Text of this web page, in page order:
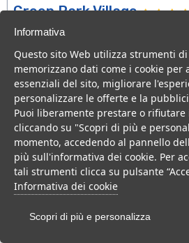
Green Park Village
Puglia > Gargano > Vieste
107 Camere
Villaggio a Vieste, con piscina e
con bambini.
Villaggio Hotel
VEDI SU MAPPA
INFO
APRI
PREVENTIVO
Informativa
Questo sito Web utilizza strumenti
memorizzano dati come i cookie
essenziali del sito, migliorare
personalizzare le offerte e la
Puoi liberamente prestare o rifiutare
cliccando su "Scopri di più e
momento, accedendo al pannello
più sull'informativa dei cookie. Per
tali strumenti clicca su pulsante
Informativa dei cookie
Scopri di più e personalizza